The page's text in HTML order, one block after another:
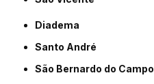
Diadema
Santo André
São Bernardo do Campo